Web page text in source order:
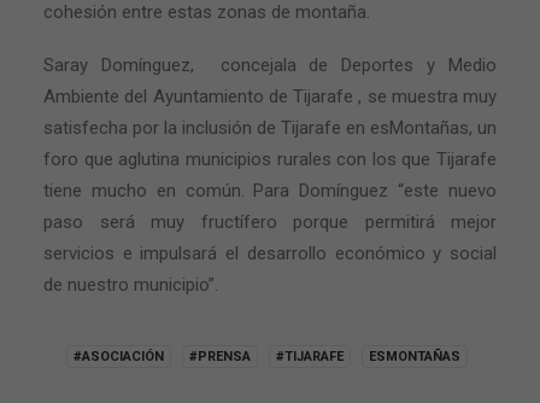
cohesión entre estas zonas de montaña.
Saray Domínguez,
concejala de Deportes y Medio
Ambiente del Ayuntamiento de Tijarafe , se muestra muy
satisfecha por la inclusión de Tijarafe en esMontañas, un
foro que aglutina municipios rurales con los que Tijarafe
tiene mucho en común. Para Domínguez “este nuevo
paso será muy fructífero porque permitirá mejor
servicios e impulsará el desarrollo económico y social
de nuestro municipio”.
#ASOCIACIÓN #PRENSA #TIJARAFE ESMONTAÑAS